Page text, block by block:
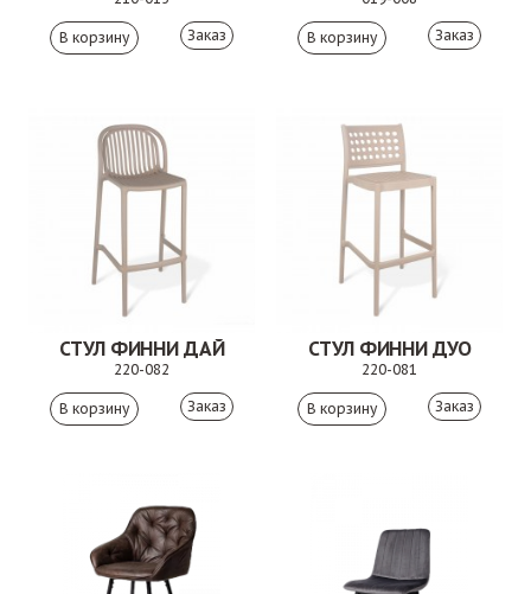
Заказ Заказ
СТУЛ ФИННИ ДАЙ
220-082
Заказ
СТУЛ ФИННИ ДУО
220-081
Заказ